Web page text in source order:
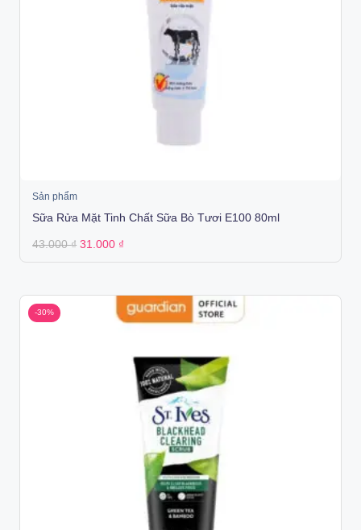
Sản phẩm
Sữa Rửa Mặt Tinh Chất Sữa Bò Tươi E100 80ml
43.000₫ Original
was:
31.000 ₫
is:
-30%